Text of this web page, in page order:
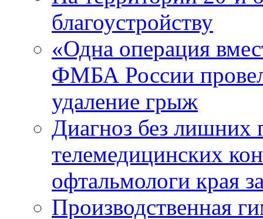
благоустройству
«Одна операция
ФМБА России
удаление грыж
Диагноз без лишних
телемедицинских
офтальмологи края
Производственная